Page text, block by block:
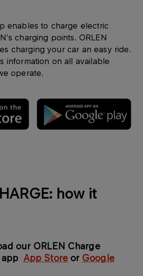
enables to charge electric
charging points. ORLEN
charging your car an easy ride.
information on all available
operate.
how it
our ORLEN Charge
App Store or Google